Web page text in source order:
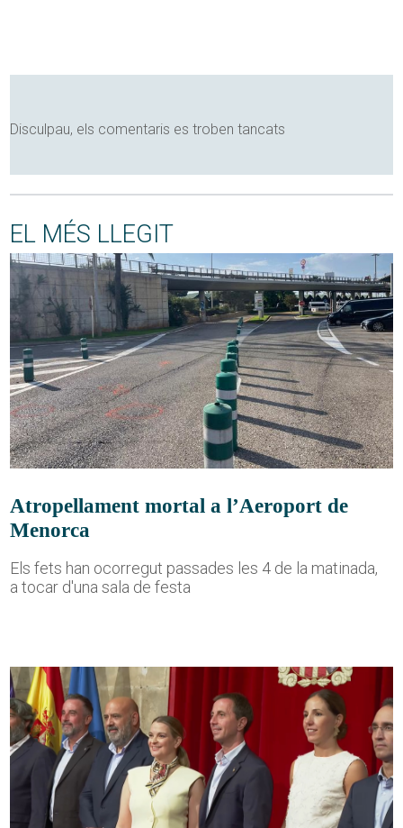
Disculpau, els comentaris es troben tancats
EL MÉS LLEGIT
Atropellament mortal a l’Aeroport de
Menorca
Els fets han ocorregut passades les 4 de la matinada,
a tocar d'una sala de festa